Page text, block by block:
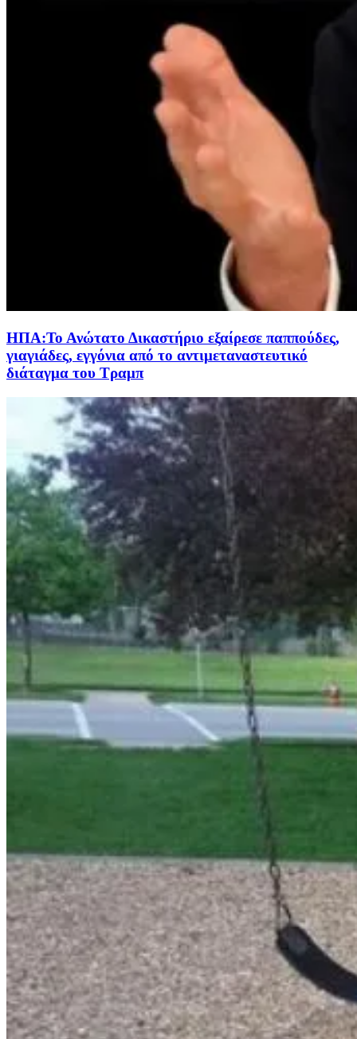
ΗΠΑ:Το Ανώτατο Δικαστήριο εξαίρεσε παππούδες,
γιαγιάδες, εγγόνια από το αντιμεταναστευτικό
διάταγμα του Τραμπ